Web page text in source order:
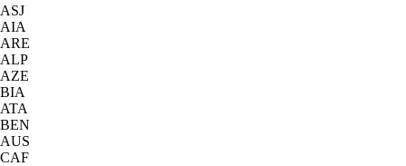
ASJ
AIA
ARE
ALP
AZE
BIA
ATA
BEN
AUS
CAF